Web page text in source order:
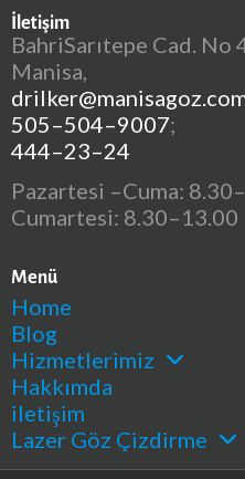
İletişim
BahriSarıtepe Cad. No
Manisa,
505–504–9007;
444–23–24
Pazartesi –Cuma:
Cumartesi: 8.30–13.00
Menü
Home
Blog
Hizmetlerimiz
Hakkımda
iletişim
Lazer Göz Çizdirme